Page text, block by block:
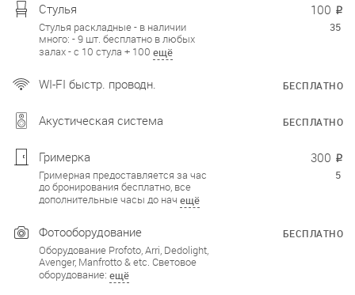
Стулья
Стулья раскладные - в наличии
много: - 9 шт. бесплатно в любых
залах - с 10 стула + 100 ещё
35
100 ₽
WI-FI быстр. проводн. БЕСПЛАТНО
Акустическая система БЕСПЛАТНО
Гримерка
Гримерная предоставляется за час
до бронирования бесплатно, все
дополнительные часы до нач ещё
5
300 ₽
Фотооборудование
Оборудование Profoto, Arri, Dedolight,
Avenger, Manfrotto & etc. Световое
оборудование: ещё
БЕСПЛАТНО